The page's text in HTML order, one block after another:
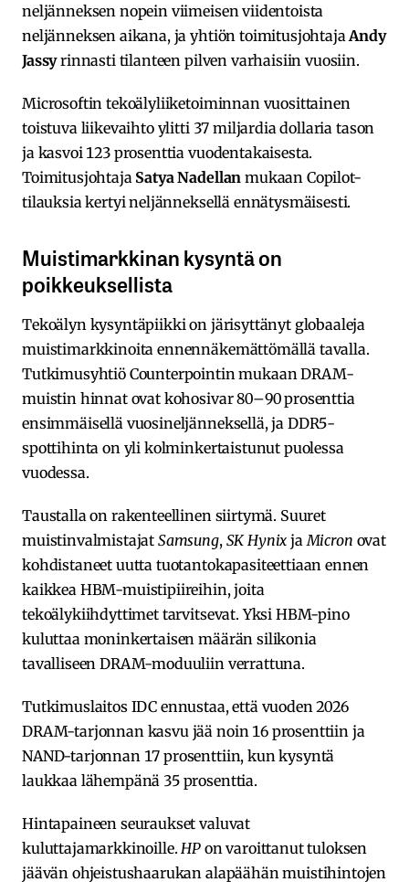
neljänneksen nopein viimeisen viidentoista
neljänneksen aikana, ja yhtiön toimitusjohtajaAndy
Jassyrinnasti tilanteen pilven varhaisiin vuosiin.
Microsoftin tekoälyliiketoiminnan vuosittainen
toistuva liikevaihto ylitti 37 miljardia dollaria tason
ja kasvoi 123 prosenttia vuodentakaisesta.
Toimitusjohtaja Satya Nadellan mukaan Copilot-
tilauksia kertyi neljänneksellä ennätysmäisesti.
Muistimarkkinan kysyntä on
poikkeuksellista
Tekoälyn kysyntäpiikki on järisyttänyt globaaleja
muistimarkkinoita ennennäkemättömällä tavalla.
Tutkimusyhtiö Counterpointin mukaan DRAM-
muistin hinnat ovat kohosivar 80–90 prosenttia
ensimmäisellä vuosineljänneksellä, ja DDR5-
spottihinta on yli kolminkertaistunut puolessa
vuodessa.
Taustalla on rakenteellinen siirtymä. Suuret
muistinvalmistajat Samsung, SK Hynix ja Micron ovat
kohdistaneet uutta tuotantokapasiteettiaan ennen
kaikkea HBM-muistipiireihin, joita
tekoälykiihdyttimet tarvitsevat. Yksi HBM-pino
kuluttaa moninkertaisen määrän silikonia
tavalliseen DRAM-moduuliin verrattuna.
Tutkimuslaitos IDC ennustaa, että vuoden 2026
DRAM-tarjonnan kasvu jää noin 16 prosenttiin ja
NAND-tarjonnan 17 prosenttiin, kun kysyntä
laukkaa lähempänä 35 prosenttia.
Hintapaineen seuraukset valuvat
kuluttajamarkkinoille. HP on varoittanut tuloksen
jäävän ohjeistushaarukan alapäähän muistihintojen